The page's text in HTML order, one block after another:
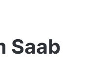
Saab